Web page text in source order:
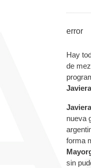
error
Hay
de
nueva
forma
sin